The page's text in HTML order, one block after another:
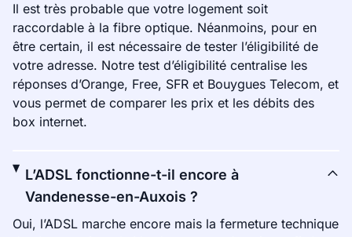
Il est très probable que votre logement soit
raccordable à la fibre optique. Néanmoins, pour en
être certain, il est nécessaire de tester l’éligibilité de
votre adresse. Notre test d’éligibilité centralise les
réponses d’Orange, Free, SFR et Bouygues Telecom, et
vous permet de comparer les prix et les débits des
box internet.
L’ADSL fonctionne-t-il encore à
Vandenesse-en-Auxois ?
Oui, l’ADSL marche encore mais la fermeture technique